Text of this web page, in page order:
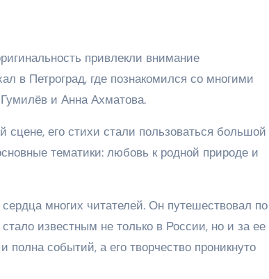
привлекли внимание
в Петроград, где познакомился со многими
и Анна Ахматова.
сцене, его стихи стали пользоваться большой
тематики: любовь к родной природе и
многих читателей. Он путешествовал по
известным не только в России, но и за ее
событий, а его творчество проникнуто